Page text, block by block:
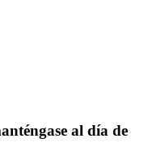
al día de